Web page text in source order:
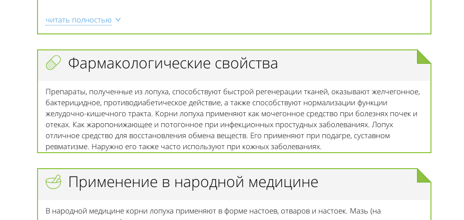
читать полностью
Фармакологические свойства
Препараты, полученные из лопуха, способствуют быстрой регенерации тканей, оказывают желчегонное,
бактерицидное, противодиабетическое действие, а также способствуют нормализации функции
желудочно-кишечного тракта. Корни лопуха применяют как мочегонное средство при болезнях почек и
отеках. Как жаропонижающее и потогонное при инфекционных простудных заболеваниях. Лопух
отличное средство для восстановления обмена веществ. Его применяют при подагре, суставном
ревматизме. Наружно его также часто используют при кожных заболеваниях.
Применение в народной медицине
В народной медицине корни лопуха применяют в форме настоев, отваров и настоек. Мазь (на